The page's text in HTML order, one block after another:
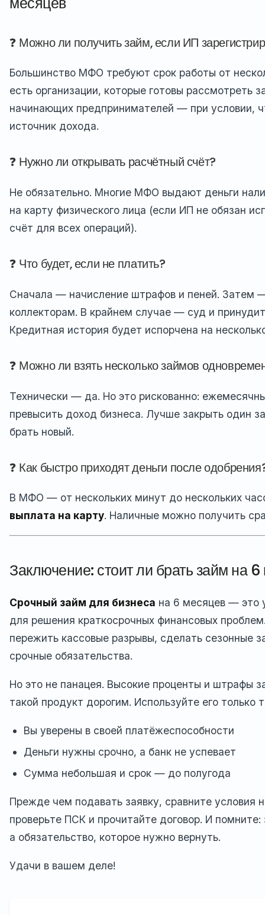
❓ Можно ли получить займ, если ИП
Большинство МФО требуют срок работы от
есть организации, которые готовы рассмотреть
начинающих предпринимателей — при условии,
источник дохода.
❓ Нужно ли открывать расчётный счёт?
Не обязательно. Многие МФО выдают деньги
на карту физического лица (если ИП не обязан
счёт для всех операций).
❓ Что будет, если не платить?
Сначала — начисление штрафов и пеней. Затем
коллекторам. В крайнем случае — суд и
Кредитная история будет испорчена на
❓ Можно ли взять несколько займов
Технически — да. Но это рискованно:
превысить доход бизнеса. Лучше закрыть один
брать новый.
❓ Как быстро приходят деньги после
В МФО — от нескольких минут до нескольких
выплата на карту. Наличные можно получить
Заключение: стоит ли брать займ на
Срочный займ для бизнеса на 6 месяцев — это
для решения краткосрочных финансовых
пережить кассовые разрывы, сделать сезонные
срочные обязательства.
Но это не панацея. Высокие проценты и штрафы
такой продукт дорогим. Используйте его только
Вы уверены в своей платёжеспособности
Деньги нужны срочно, а банк не успевает
Сумма небольшая и срок — до полугода
Прежде чем подавать заявку, сравните условия
проверьте ПСК и прочитайте договор. И
а обязательство, которое нужно вернуть.
Удачи в вашем деле!